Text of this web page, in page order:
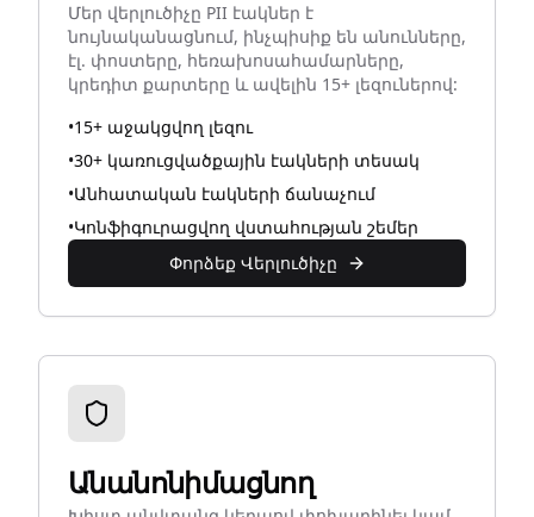
Մեր վերլուծիչը PII էակներ է
նույնականացնում, ինչպիսիք են անունները,
էլ. փոստերը, հեռախոսահամարները,
կրեդիտ քարտերը և ավելին 15+ լեզուներով:
•15+ աջակցվող լեզու
•30+ կառուցվածքային էակների տեսակ
•Անհատական էակների ճանաչում
•Կոնֆիգուրացվող վստահության շեմեր
Փորձեք Վերլուծիչը
Անանոնիմացնող